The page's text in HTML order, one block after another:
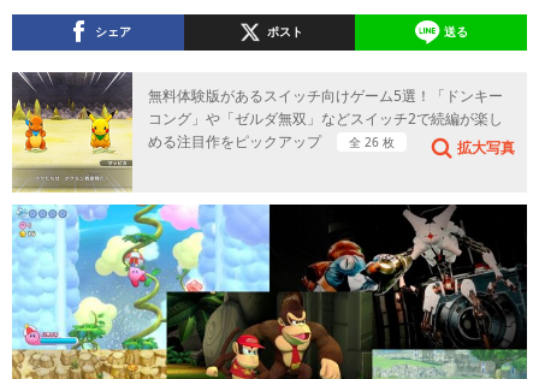
シェア ポスト 送る
無料体験版があるスイッチ向けゲーム5選！「ドンキー
コング」や「ゼルダ無双」などスイッチ2で続編が楽し
める注目作をピックアップ
全 26 枚 拡大写真